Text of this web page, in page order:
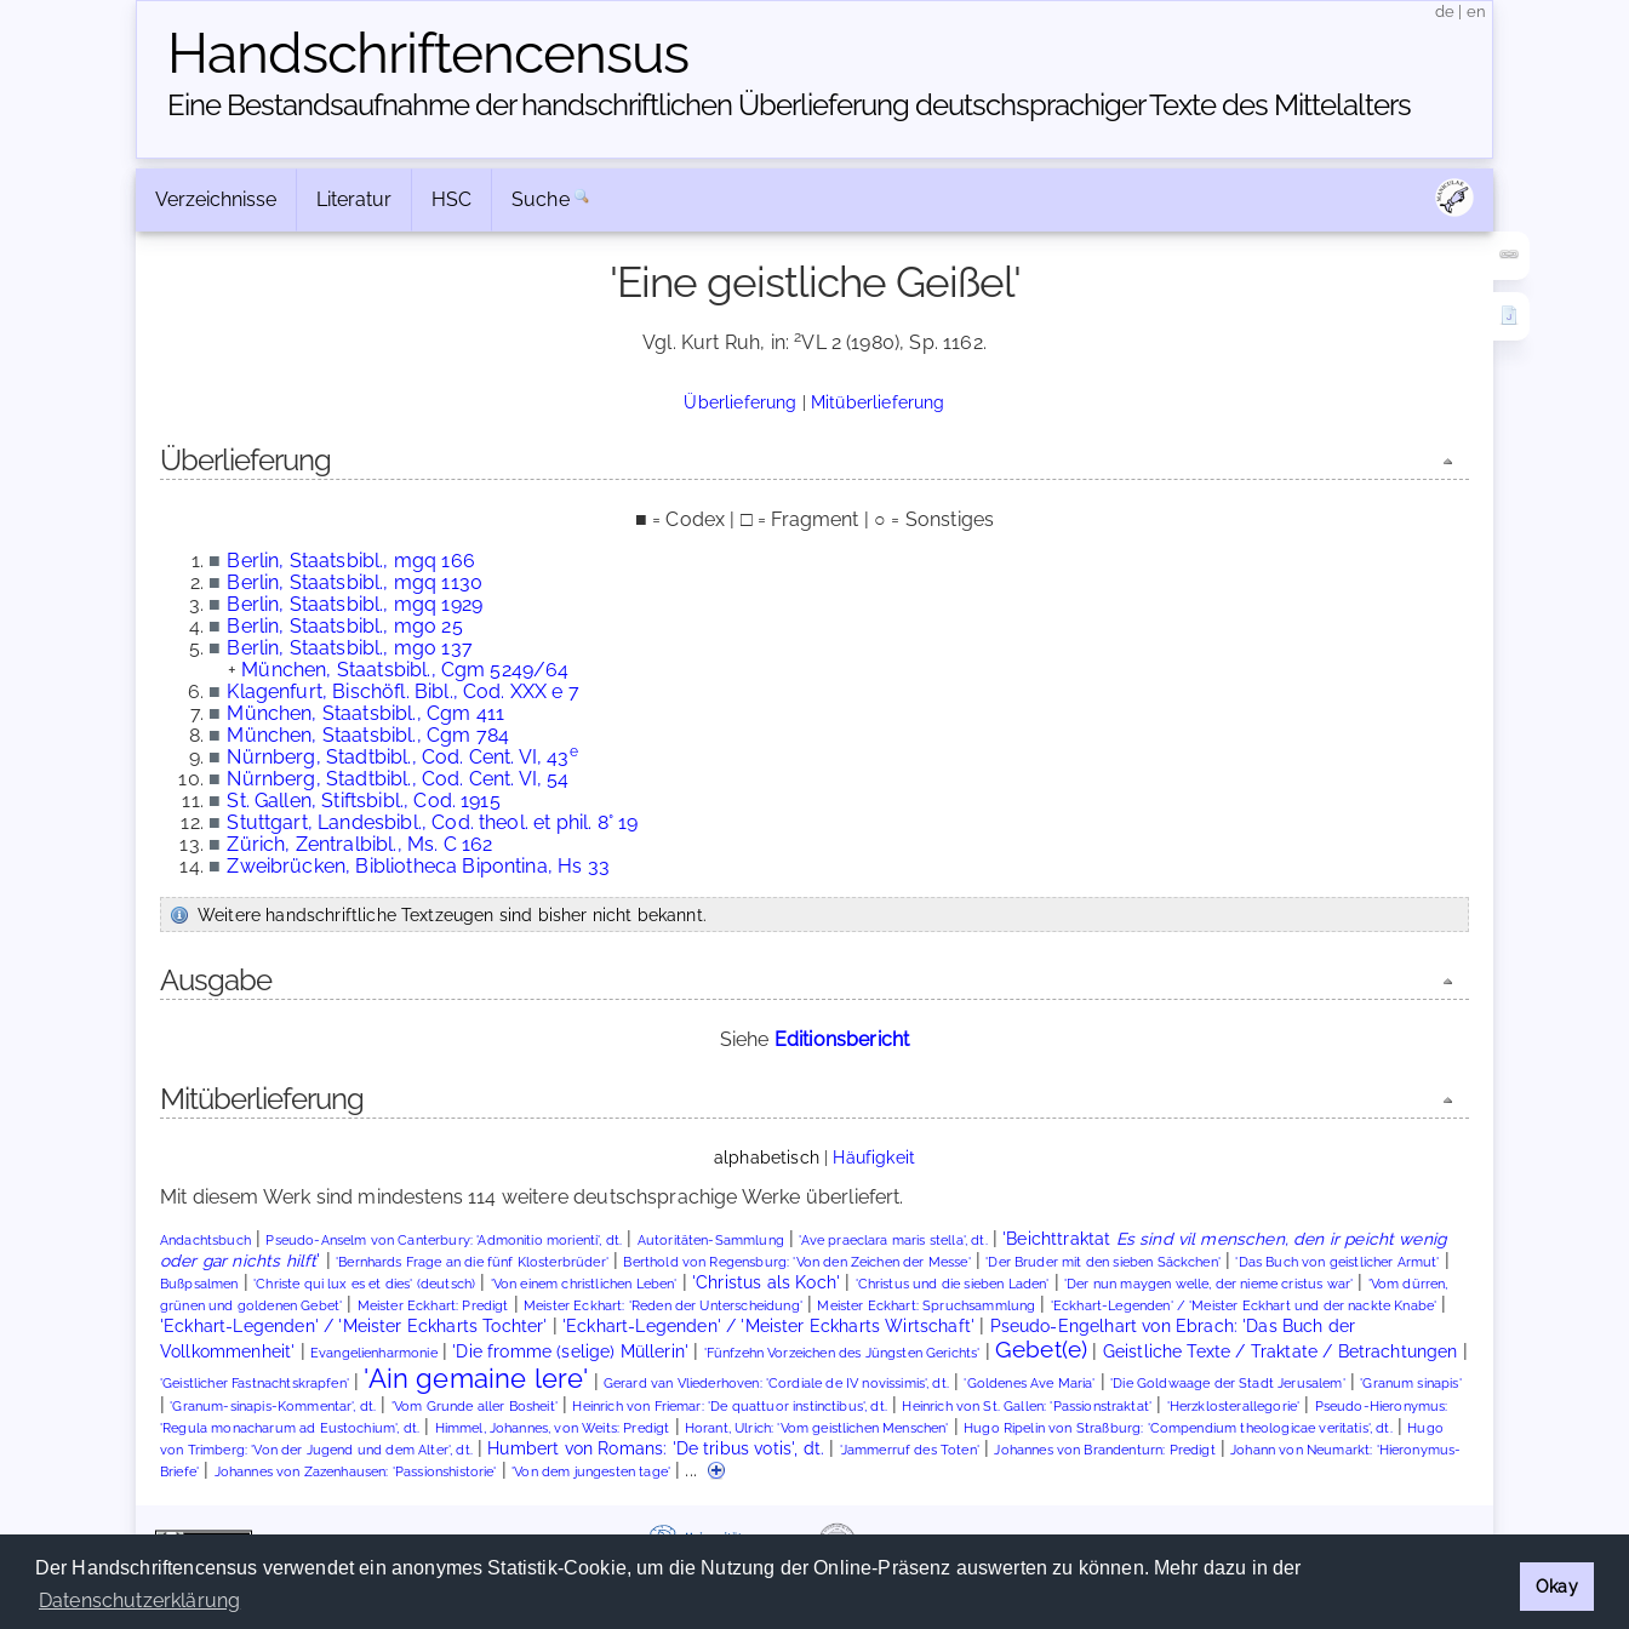
Der Handschriftencensus verwendet ein anonymes Statistik-Cookie, um die Nutzung der Online-Präsenz auswerten zu können. Mehr dazu in der
Datenschutzerklärung
Okay
Handschriften­census
Eine Bestandsaufnahme der handschriftlichen Über­lieferung deutschsprachiger Texte des Mittelalters
de en
Verzeichnisse Literatur HSC Suche
'Eine geistliche Geißel'
Vgl. Kurt Ruh, in:2VL 2 (1980), Sp. 1162.
Überlieferung | Mitüberlieferung
Überlieferung
■ = Codex | □ = Fragment | ○ = Sonstiges
■ Berlin, Staatsbibl., mgq 166
■ Berlin, Staatsbibl., mgq 1130
■ Berlin, Staatsbibl., mgq 1929
■ Berlin, Staatsbibl., mgo 25
■ Berlin, Staatsbibl., mgo 137
+ München, Staatsbibl., Cgm 5249/64
■ Klagenfurt, Bischöfl. Bibl., Cod. XXX e 7
■ München, Staatsbibl., Cgm 411
■ München, Staatsbibl., Cgm 784
■ Nürnberg, Stadtbibl., Cod. Cent. VI, 43e
■ Nürnberg, Stadtbibl., Cod. Cent. VI, 54
■ St. Gallen, Stiftsbibl., Cod. 1915
■ Stuttgart, Landesbibl., Cod. theol. et phil. 8° 19
■ Zürich, Zentralbibl., Ms. C 162
■ Zweibrücken, Bibliotheca Bipontina, Hs 33
Weitere handschriftliche Textzeugen sind bisher nicht bekannt.
Ausgabe
Siehe Editionsbericht
Mitüberlieferung
alphabetisch| Häufigkeit
Mit diesem Werk sind mindestens 114 weitere deutschsprachige Werke überliefert.
Andachtsbuch| Pseudo-Anselm von Canterbury: 'Admonitio morienti', dt. | Autoritäten-Sammlung |'Ave praeclara maris stella', dt.| 'Beichttraktat Es sind vil menschen, den ir peicht wenig
oder gar nichts hilft' |'Bernhards Frage an die fünf Klosterbrüder'| Berthold von Regensburg: 'Von den Zeichen der Messe'|'Der Bruder mit den sieben Säckchen'|'Das Buch von geistlicher Armut' |
Bußpsalmen |'Christe qui lux es et dies' (deutsch) | 'Von einem christlichen Leben' | 'Christus als Koch' | 'Christus und die sieben Laden' | 'Der nun maygen welle, der nieme cristus war' | 'Vom dürren,
grünen und goldenen Gebet' | Meister Eckhart: Predigt | Meister Eckhart: 'Reden der Unterscheidung'| Meister Eckhart: Spruchsammlung | 'Eckhart-Legenden' / 'Meister Eckhart und der nackte Knabe' |
'Eckhart-Legenden' / 'Meister Eckharts Tochter' | 'Eckhart-Legenden' / 'Meister Eckharts Wirtschaft' | Pseudo-Engelhart von Ebrach: 'Das Buch der
Vollkommenheit' | Evangelienharmonie| 'Die fromme (selige) Müllerin' | 'Fünfzehn Vorzeichen des Jüngsten Gerichts' | Gebet(e) | Geistliche Texte / Traktate / Betrachtungen |
'Geistlicher Fastnachtskrapfen'| 'Ain gemaine lere' | Gerard van Vliederhoven: 'Cordiale de IV novissimis', dt.|'Goldenes Ave Maria' |'Die Goldwaage der Stadt Jerusalem'|'Granum sinapis'
|'Granum-sinapis-Kommentar', dt. | 'Vom Grunde aller Bosheit'| Heinrich von Friemar: 'De quattuor instinctibus', dt.| Heinrich von St. Gallen: 'Passionstraktat' | 'Herzklosterallegorie' | Pseudo-Hieronymus:
'Regula monacharum ad Eustochium', dt. | Himmel, Johannes, von Weits: Predigt | Horant, Ulrich: 'Vom geistlichen Menschen' | Hugo Ripelin von Straßburg: 'Compendium theologicae veritatis', dt.| Hugo
von Trimberg: 'Von der Jugend und dem Alter', dt.| Humbert von Romans: 'De tribus votis', dt. | 'Jammerruf des Toten'|Johannes von Brandenturn: Predigt|Johann von Neumarkt: 'Hieronymus-
Briefe' | Johannes von Zazenhausen: 'Passionshistorie' |'Von dem jungesten tage'| ...